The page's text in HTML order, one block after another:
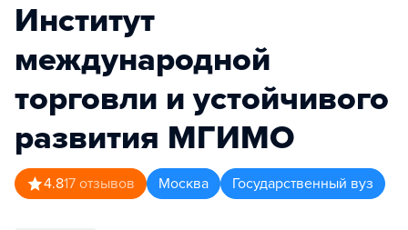
Институт
международной
торговли и устойчивого
развития МГИМО
4.817 отзывов Москва Государственный вуз